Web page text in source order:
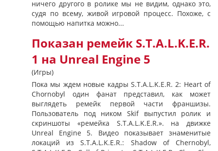
ничего другого в ролике мы не видим, однако это,
судя по всему, живой игровой процесс. Похоже, с
помощью напитка можно...
Показан ремейк S.T.A.L.K.E.R.
1 на Unreal Engine 5
(Игры)
Пока мы ждем новые кадры S.T.A.L.K.E.R. 2: Heart of
Chornobyl один фанат представил, как может
выглядеть ремейк первой части франшизы.
Пользователь под ником Skif выпустил ролик и
скриншоты «ремейка S.T.A.L.K.E.R.». на движке
Unreal Engine 5. Видео показывает знаменитые
локаций из S.T.A.L.K.E.R.: Shadow of Chernobyl,